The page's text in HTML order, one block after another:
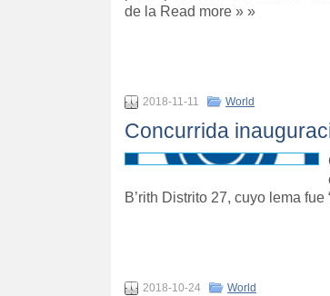
de la Read more » »
2018-11-11 World
Concurrida
B’rith Distrito 27, cuyo lema fue
2018-10-24 World